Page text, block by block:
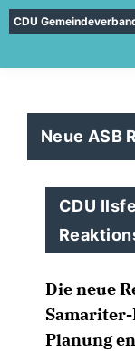
CDU
Neue ASB
CDU
Die neue
Planung